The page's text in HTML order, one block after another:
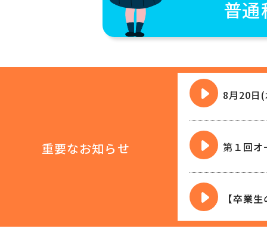
普通
重要なお知らせ
8月20日
第１回オ
【卒業